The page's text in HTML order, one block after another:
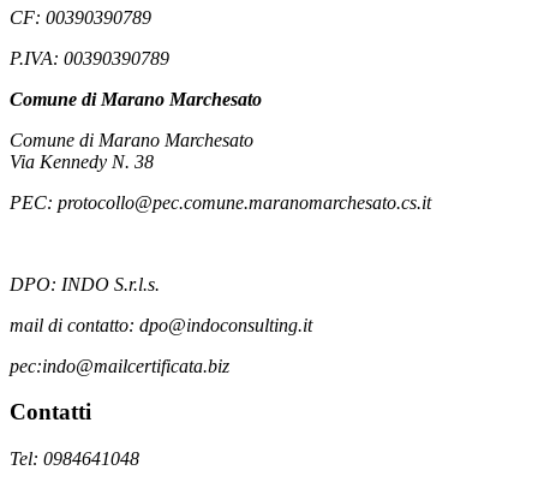
CF: 00390390789
P.IVA: 00390390789
Comune di Marano Marchesato
Comune di Marano Marchesato
Via Kennedy N. 38
PEC: protocollo@pec.comune.maranomarchesato.cs.it
DPO: INDO S.r.l.s.
mail di contatto: dpo@indoconsulting.it
pec:indo@mailcertificata.biz
Contatti
Tel: 0984641048